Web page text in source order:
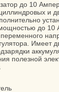
до 10
и
до 10
Имеет
полезной